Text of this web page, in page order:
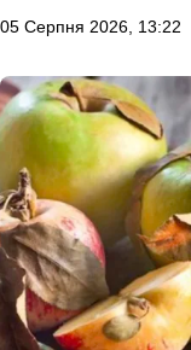
05 Серпня 2026, 13:22